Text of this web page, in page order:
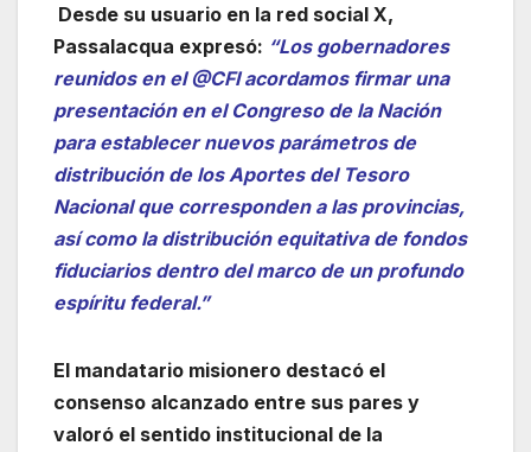
Desde su usuario en la red social X,
Passalacqua expresó: “Los gobernadores
reunidos en el @CFI acordamos firmar una
presentación en el Congreso de la Nación
para establecer nuevos parámetros de
distribución de los Aportes del Tesoro
Nacional que corresponden a las provincias,
así como la distribución equitativa de fondos
fiduciarios dentro del marco de un profundo
espíritu federal.”
El mandatario misionero destacó el
consenso alcanzado entre sus pares y
valoró el sentido institucional de la